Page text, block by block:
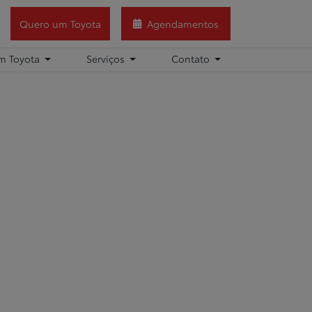
Quero um Toyota Agendamentos
Toyota Serviços Contato